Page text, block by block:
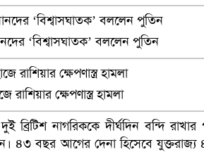
গুলি-বোমা হামলা, নিহত ১
‘বিশ্বাসঘাতক’ বললেন পুতিন
রাশিয়ার ক্ষেপণাস্ত্র হামলা